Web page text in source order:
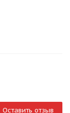
Оставить отзыв